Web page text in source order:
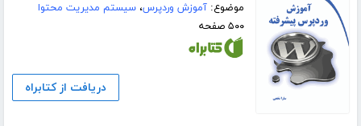
موضوع:آموزش وردپرس،سیستم مدیریت محتوا
۵۰۰ صفحه
دریافت از کتابراه